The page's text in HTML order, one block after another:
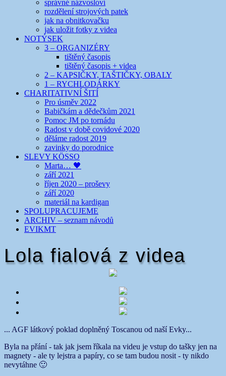
správné názvosloví
rozdělení strojových patek
jak na obnitkovačku
jak uložit fotky z videa
NOTÝSEK
3 – ORGANIZÉRY
tištěný časopis
tištěný časopis + videa
2 – KAPSIČKY, TAŠTIČKY, OBALY
1 – RYCHLODÁRKY
CHARITATIVNÍ ŠITÍ
Pro úsměv 2022
Babičkám a dědečkům 2021
Pomoc JM po tornádu
Radost v době covidové 2020
děláme radost 2019
zavinky do porodnice
SLEVY KÖSSO
Marta… 🖤
září 2021
říjen 2020 – proševy
září 2020
materiál na kardigan
SPOLUPRACUJEME
ARCHIV – seznam návodů
EVIKMT
Lola fialová z videa
... AGF látkový poklad doplněný Toscanou od naší Evky...
Byla na přání - tak jak jsem říkala na videu je vstup do tašky jen na
magnety - ale ty lejstra a papíry, co se tam budou nosit - ty nikdo
nevytáhne 🙂